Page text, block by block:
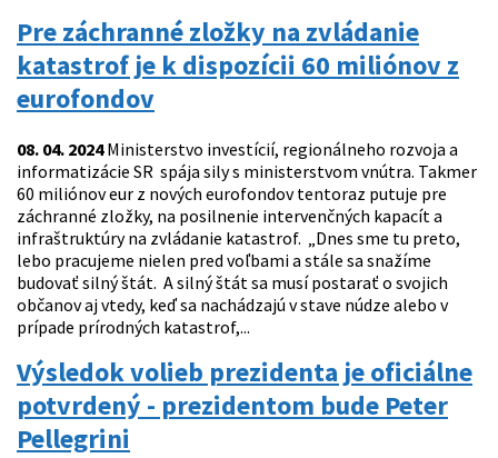
Pre záchranné zložky na zvládanie
katastrof je k dispozícii 60 miliónov z
eurofondov
08. 04. 2024Ministerstvo investícií, regionálneho rozvoja a
informatizácie SR spája sily s ministerstvom vnútra. Takmer
60 miliónov eur z nových eurofondov tentoraz putuje pre
záchranné zložky, na posilnenie intervenčných kapacít a
infraštruktúry na zvládanie katastrof. „Dnes sme tu preto,
lebo pracujeme nielen pred voľbami a stále sa snažíme
budovať silný štát. A silný štát sa musí postarať o svojich
občanov aj vtedy, keď sa nachádzajú v stave núdze alebo v
prípade prírodných katastrof,...
Výsledok volieb prezidenta je oficiálne
potvrdený - prezidentom bude Peter
Pellegrini